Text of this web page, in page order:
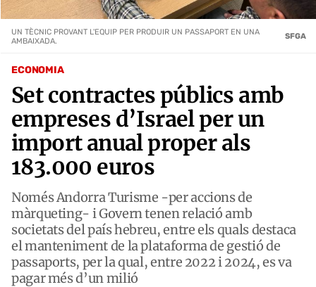
ECONOMIA
Set contractes públics amb
empreses d’Israel per un
import anual proper als
183.000 euros
Només Andorra Turisme -per accions de
màrqueting- i Govern tenen relació amb
societats del país hebreu, entre els quals destaca
el manteniment de la plataforma de gestió de
passaports, per la qual, entre 2022 i 2024, es va
pagar més d’un milió
UN TÈCNIC PROVANT L'EQUIP PER PRODUIR UN PASSAPORT EN UNA
AMBAIXADA.
SFGA